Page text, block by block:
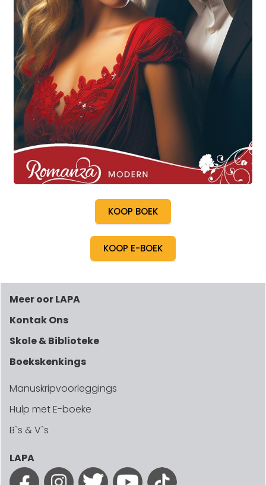
KOOP BOEK
KOOP E-BOEK
Meer oor LAPA
Kontak Ons
Skole & Biblioteke
Boekskenkings
Manuskripvoorleggings
Hulp met E-boeke
B`s & V`s
LAPA